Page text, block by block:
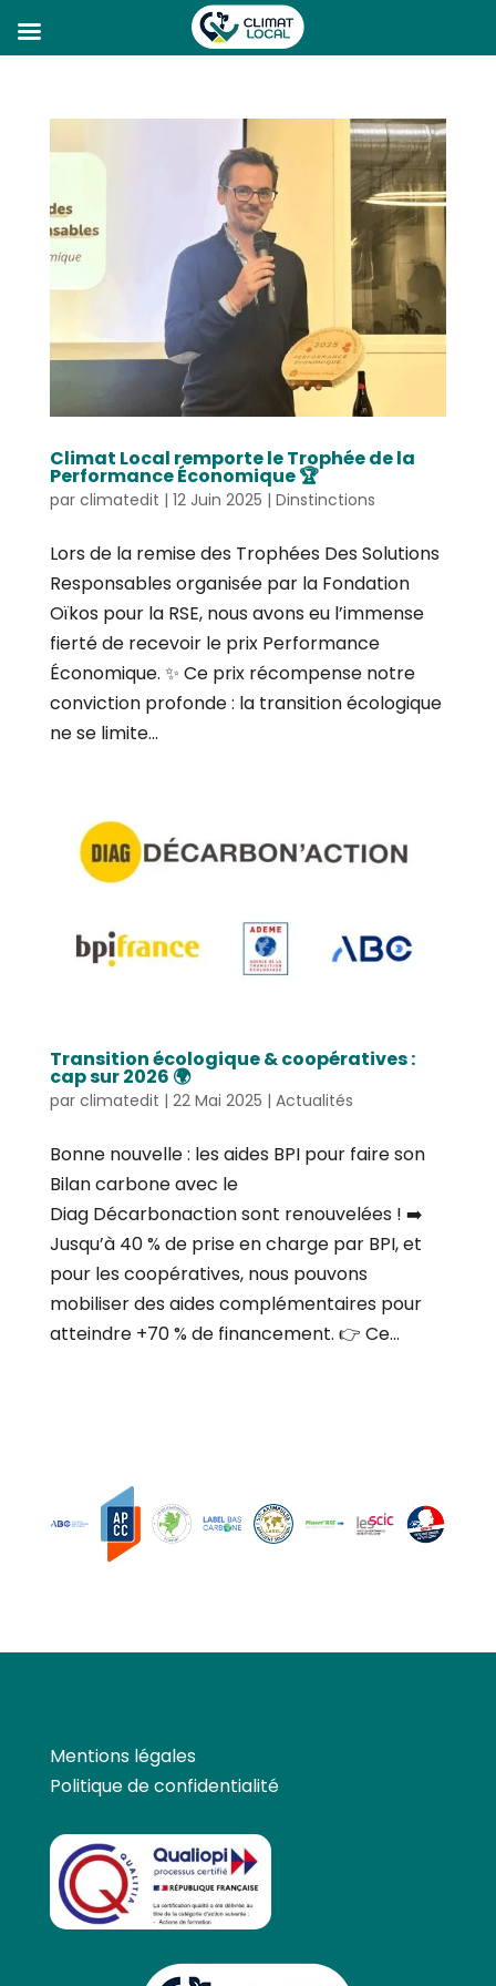
Climat Local remporte le Trophée de la
Performance Économique 🏆
par climatedit | 12 Juin 2025 | Dinstinctions
Lors de la remise des Trophées Des Solutions
Responsables organisée par la Fondation
Oïkos pour la RSE, nous avons eu l’immense
fierté de recevoir le prix Performance
Économique. ✨ Ce prix récompense notre
conviction profonde : la transition écologique
ne se limite...
Transition écologique & coopératives :
cap sur 2026 🌍
par climatedit | 22 Mai 2025 | Actualités
Bonne nouvelle : les aides BPI pour faire son
Bilan carbone avec le
Diag Décarbonaction sont renouvelées ! ➡️
Jusqu’à 40 % de prise en charge par BPI, et
pour les coopératives, nous pouvons
mobiliser des aides complémentaires pour
atteindre +70 % de financement. 👉 Ce...
Mentions légales
Politique de confidentialité